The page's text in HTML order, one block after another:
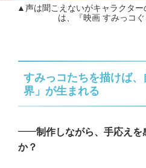
▲声は聞こえないがキャラクタ
は、『映画 すみっコぐ
すみっコたちを描けば
界」が生まれる
制作しながら、手応え
か？